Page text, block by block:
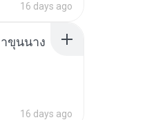
16 days ago
ขุนนาง
16 days ago